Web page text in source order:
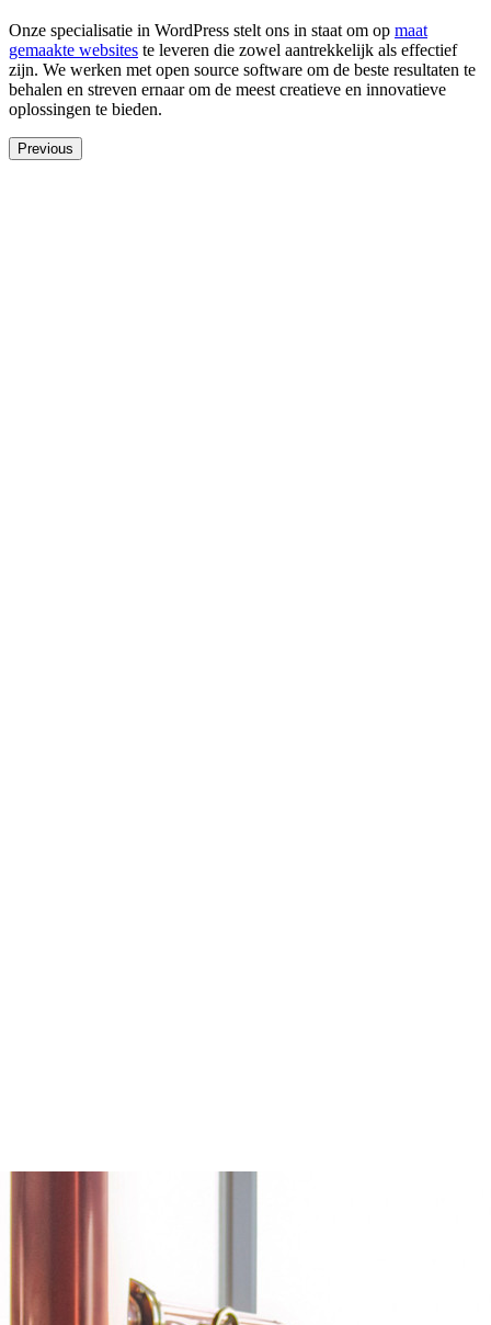
Onze specialisatie in WordPress stelt ons in staat om op maat
gemaakte websites te leveren die zowel aantrekkelijk als effectief
zijn. We werken met open source software om de beste resultaten te
behalen en streven ernaar om de meest creatieve en innovatieve
oplossingen te bieden.
Previous